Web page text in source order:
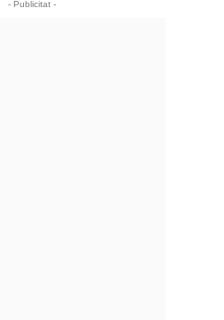
- Publicitat -